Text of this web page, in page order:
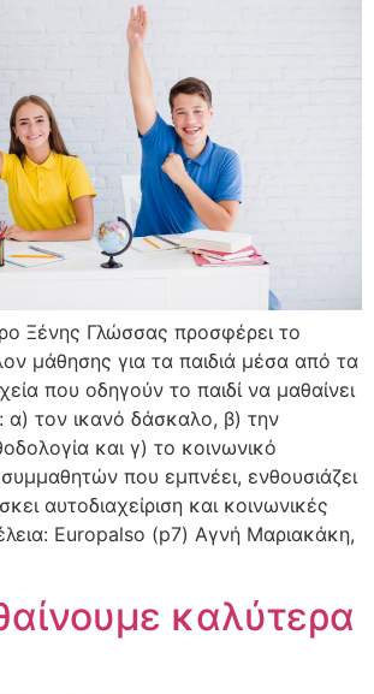
Ξένης Γλώσσας προσφέρει το
μάθησης για τα παιδιά μέσα από τα
που οδηγούν το παιδί να μαθαίνει
α) τον ικανό δάσκαλο, β) την
και γ) το κοινωνικό
που εμπνέει, ενθουσιάζει
αυτοδιαχείριση και κοινωνικές
Europalso (p7) Αγνή Μαριακάκη,
καλύτερα